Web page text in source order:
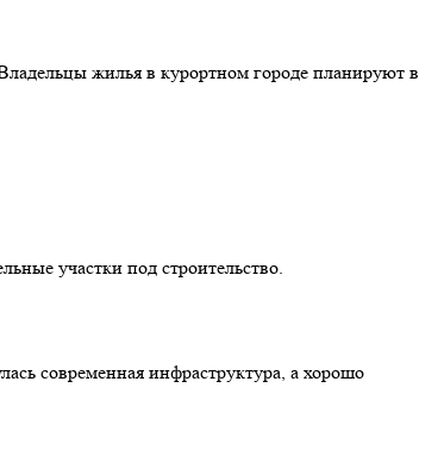
жилья в курортном городе планируют в
участки под строительство.
современная инфраструктура, а хорошо